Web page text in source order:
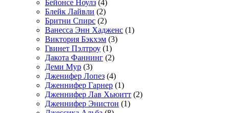
Бейонсе Ноулз (4)
Блейк Лайвли (2)
Бритни Спирс (2)
Ванесса Энн Хадженс (1)
Виктория Бэкхэм (3)
Гвинет Пэлтроу (1)
Дакота Фаннинг (2)
Деми Мур (3)
Дженифер Лопез (4)
Дженнифер Гарнер (1)
Дженнифер Лав Хьюитт (2)
Дженнифер Энистон (1)